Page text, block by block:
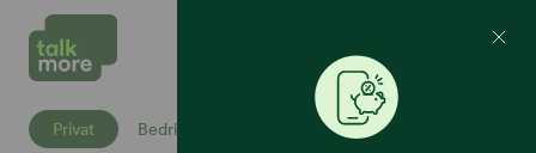
Mine Sider
Privat Bedrift